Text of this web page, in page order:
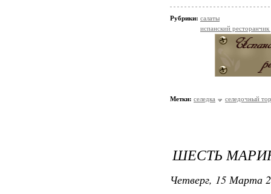
Рубрики: салаты
испанский
Метки: селедка селедочный
ШЕСТЬ
Четверг, 15 Марта